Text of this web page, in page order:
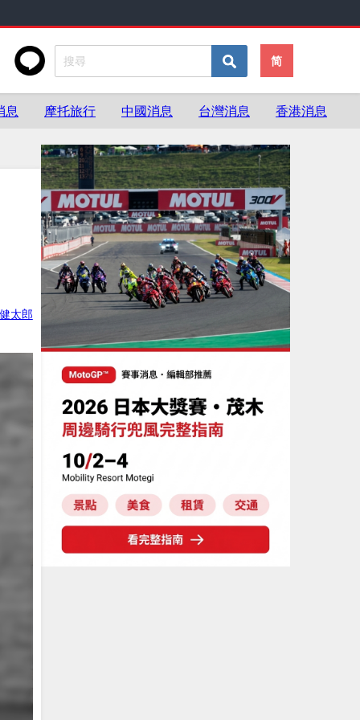
简
息 摩托旅行 中國消息 台灣消息 香港消息
太郎